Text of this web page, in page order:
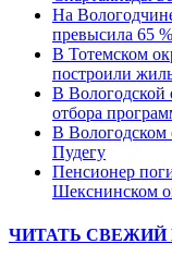
На
превысила 65 %
В Тотемском
построили
В Вологодской
отбора
В Вологодском
Пудегу
Пенсионер
Шекснинском
ЧИТАТЬ СВЕЖИЙ